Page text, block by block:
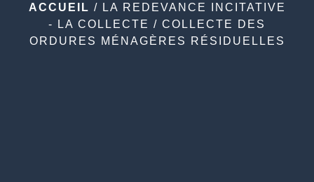
ACCUEIL / LA REDEVANCE INCITATIVE
- LA COLLECTE / COLLECTE DES
ORDURES MÉNAGÈRES RÉSIDUELLES